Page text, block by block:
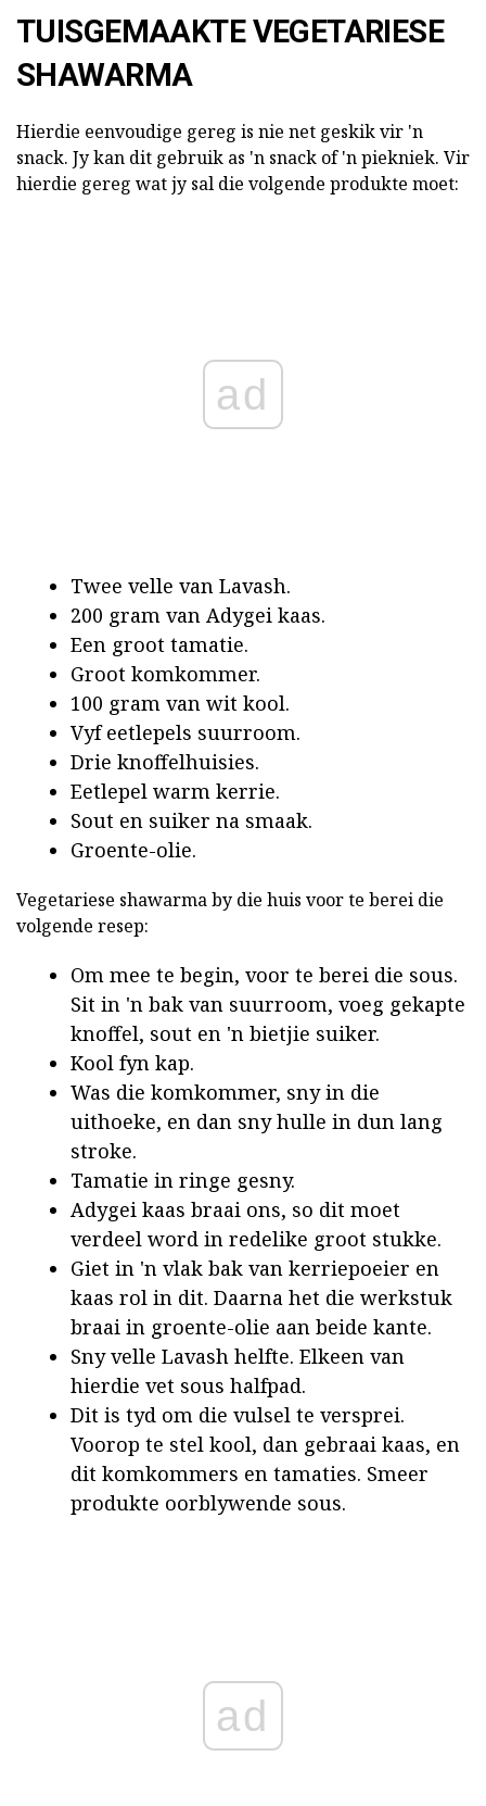
TUISGEMAAKTE VEGETARIESE
SHAWARMA
Hierdie eenvoudige gereg is nie net geskik vir 'n
snack. Jy kan dit gebruik as 'n snack of 'n piekniek. Vir
hierdie gereg wat jy sal die volgende produkte moet:
ad
Twee velle van Lavash.
200 gram van Adygei kaas.
Een groot tamatie.
Groot komkommer.
100 gram van wit kool.
Vyf eetlepels suurroom.
Drie knoffelhuisies.
Eetlepel warm kerrie.
Sout en suiker na smaak.
Groente-olie.
Vegetariese shawarma by die huis voor te berei die
volgende resep:
Om mee te begin, voor te berei die sous.
Sit in 'n bak van suurroom, voeg gekapte
knoffel, sout en 'n bietjie suiker.
Kool fyn kap.
Was die komkommer, sny in die
uithoeke, en dan sny hulle in dun lang
stroke.
Tamatie in ringe gesny.
Adygei kaas braai ons, so dit moet
verdeel word in redelike groot stukke.
Giet in 'n vlak bak van kerriepoeier en
kaas rol in dit. Daarna het die werkstuk
braai in groente-olie aan beide kante.
Sny velle Lavash helfte. Elkeen van
hierdie vet sous halfpad.
Dit is tyd om die vulsel te versprei.
Voorop te stel kool, dan gebraai kaas, en
dit komkommers en tamaties. Smeer
produkte oorblywende sous.
ad